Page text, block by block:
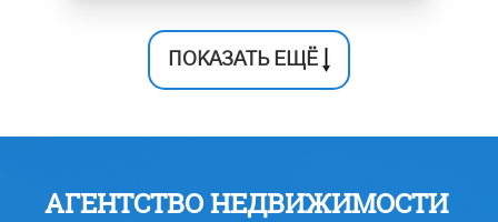
ПОКАЗАТЬ ЕЩЁ
АГЕНТСТВО НЕДВИЖИМОСТИ